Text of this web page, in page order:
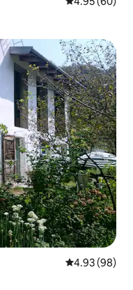
คะแนนเฉลี่ย
4.93 (98)